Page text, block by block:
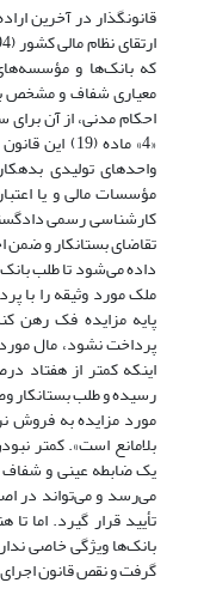
قانونگذار در آخرین
که بانک‌ها و
معیاری شفاف و مشخص
احکام مدنی، از آن
«4» ماده
واحدهای تولیدی
مؤسسات مالی و یا
کارشناسی رسمی
تقاضای بستانکار و ضمن
داده می‌شود تا طلب بانک
ملک مورد وثیقه را با
پایه مزایده فک رهن
پرداخت نشود، مال
رسیده و طلب بستانکار
مورد مزایده به فروش
یک ضابطه عینی و
می‌رسد و می‌تواند در
تأیید قرار گیرد. اما
بانک‌ها ویژگی خاصی
گرفت و نقص قانون